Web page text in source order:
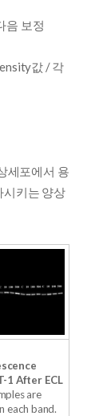
음 보정
값 / 각
세포에서 용
시키는 양상
1 After ECL
are
each band.